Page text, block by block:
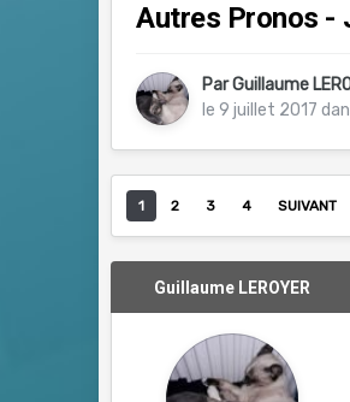
Autres Pronos -
ParGuillaume
le 9 juillet 2017
1 2 3 4 SUIVANT
Guillaume LEROYER